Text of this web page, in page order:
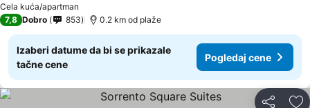
Cela kuća/apartman
7,8 Dobro 853 0.2 km od plaže
Izaberi datume da bi se prikazale
tačne cene
Pogledaj cene